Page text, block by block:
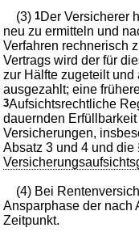
(3)1Der Versicherer
neu zu ermitteln und
Verfahren rechnerisch
Vertrags wird der für
zur Hälfte zugeteilt
ausgezahlt; eine
3Aufsichtsrechtliche
dauernden
Versicherungen,
Absatz 3 und 4 und die
(4) Bei
Ansparphase der nach
Zeitpunkt.